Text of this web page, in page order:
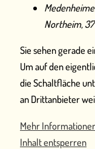
Northeim,
Sie sehen gerade
Um auf den
die Schaltfläche
an Drittanbieter
Mehr
Inhalt entsperren